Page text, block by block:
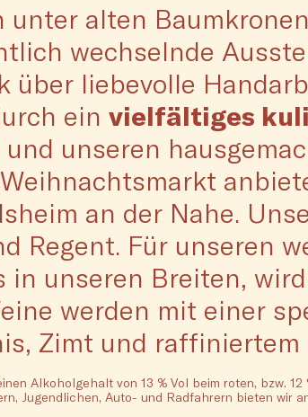
alten
wechselnde
über liebevolle
einvielfältiges
unseren
an der Nahe.
Regent. Für unseren
unseren Breiten,
werden mit einer
Zimt und raffiniertem
Alkoholgehalt von 13 % Vol beim roten, bzw.
Jugendlichen, Auto- und Radfahrern bieten wir